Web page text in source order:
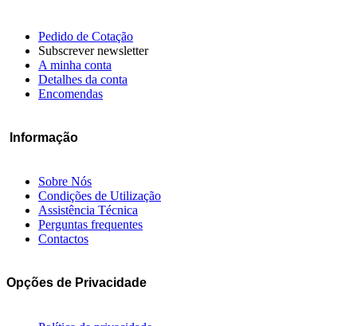
Pedido de Cotação
Subscrever newsletter
A minha conta
Detalhes da conta
Encomendas
Informação
Sobre Nós
Condições de Utilização
Assistência Técnica
Perguntas frequentes
Contactos
Opções de Privacidade